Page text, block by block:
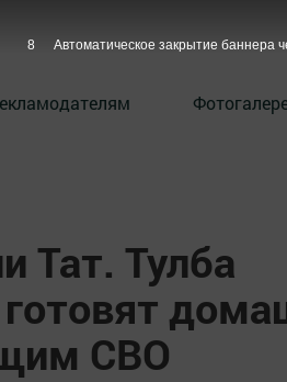
Тат. Тулба
готовят
СВО
6 Автоматическое закрытие баннера